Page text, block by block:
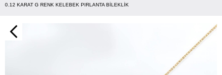
0.12 KARAT G RENK KELEBEK PIRLANTA BILEKLIK